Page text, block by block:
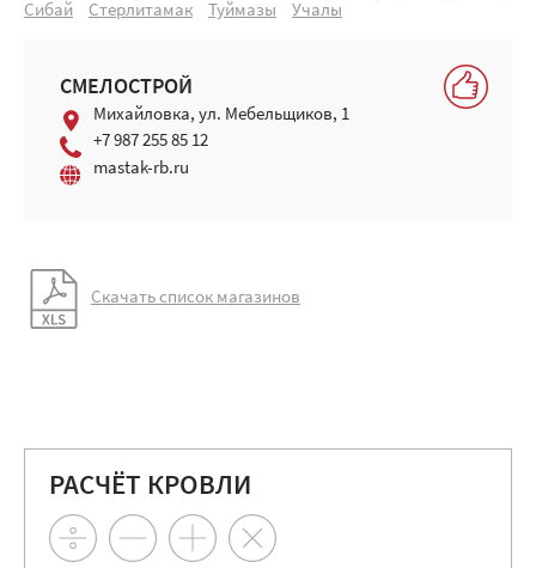
Сибай
Стерлитамак Туймазы Учалы
СМЕЛОСТРОЙ
Михайловка, ул. Мебельщиков, 1
+7 987 255 85 12
mastak-rb.ru
Скачать список магазинов
РАСЧЁТ КРОВЛИ